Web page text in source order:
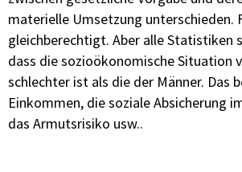
materielle Umsetzung unterschieden.
gleichberechtigt. Aber alle Statistiken
dass die sozioökonomische Situation
schlechter ist als die der Männer. Das
Einkommen, die soziale Absicherung
das Armutsrisiko usw..